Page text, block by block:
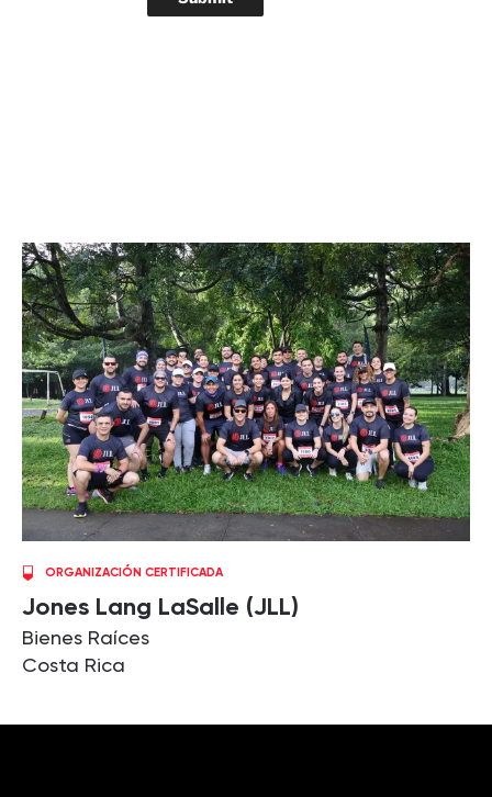
ORGANIZACIÓN CERTIFICADA
Jones Lang LaSalle (JLL)
Bienes Raíces
Costa Rica